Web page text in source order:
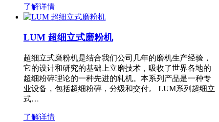
了解详情
LUM 超细立式磨粉机
超细立式磨粉机是结合我们公司几年的磨机生产经验，
它的设计和研究的基础上立磨技术，吸收了世界各地的
超细粉碎理论的一种先进的轧机。本系列产品是一种专
业设备，包括超细粉碎，分级和交付。 LUM系列超细立
式…
了解详情